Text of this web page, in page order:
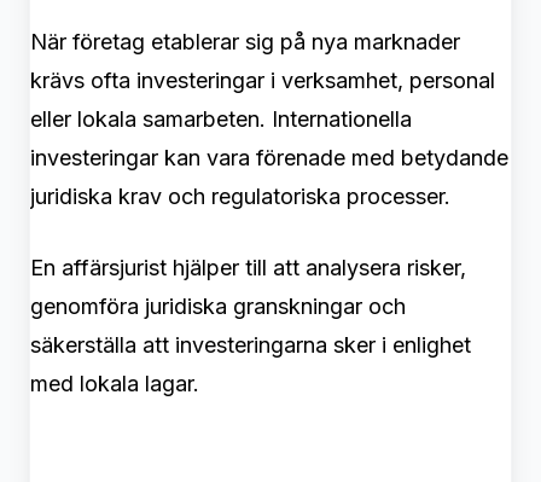
När företag etablerar sig på nya marknader
krävs ofta investeringar i verksamhet, personal
eller lokala samarbeten. Internationella
investeringar kan vara förenade med betydande
juridiska krav och regulatoriska processer.
En affärsjurist hjälper till att analysera risker,
genomföra juridiska granskningar och
säkerställa att investeringarna sker i enlighet
med lokala lagar.